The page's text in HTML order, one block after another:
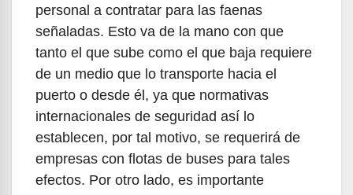
personal a contratar para las faenas
señaladas. Esto va de la mano con que
tanto el que sube como el que baja requiere
de un medio que lo transporte hacia el
puerto o desde él, ya que normativas
internacionales de seguridad así lo
establecen, por tal motivo, se requerirá de
empresas con flotas de buses para tales
efectos. Por otro lado, es importante